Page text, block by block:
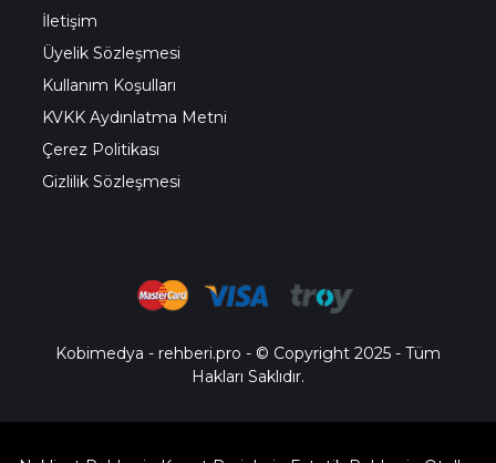
İletişim
Üyelik Sözleşmesi
Kullanım Koşulları
KVKK Aydınlatma Metni
Çerez Politikası
Gizlilik Sözleşmesi
Kobimedya - rehberi.pro - © Copyright 2025 - Tüm
Hakları Saklıdır.